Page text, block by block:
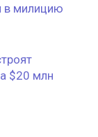
в милицию
$20 млн